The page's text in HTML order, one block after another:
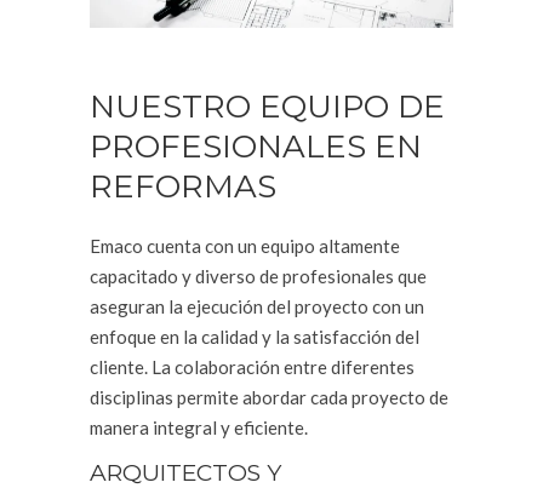
NUESTRO EQUIPO DE
PROFESIONALES EN
REFORMAS
Emaco cuenta con un equipo altamente
capacitado y diverso de profesionales que
aseguran la ejecución del proyecto con un
enfoque en la calidad y la satisfacción del
cliente. La colaboración entre diferentes
disciplinas permite abordar cada proyecto de
manera integral y eficiente.
ARQUITECTOS Y